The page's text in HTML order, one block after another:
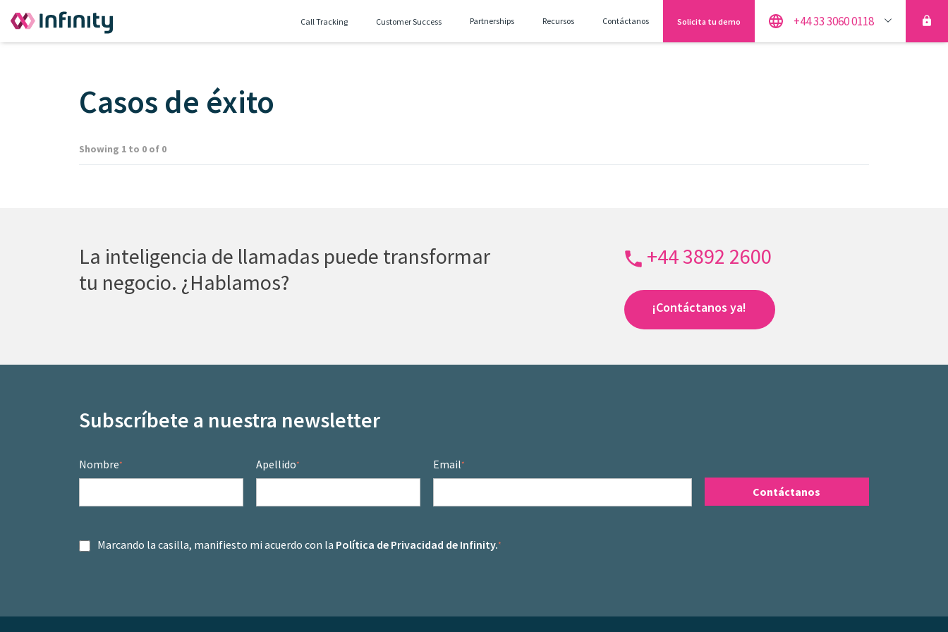
Call Tracking Customer Success Partnerships Recursos Contáctanos Solicita tu demo +44 33 3060 0118
Casos de éxito
Showing 1 to 0 of 0
La inteligencia de llamadas puede transformar
tu negocio. ¿Hablamos?
+44 3892 2600
¡Contáctanos ya!
Subscríbete a nuestra newsletter
Nombre* Apellido* Email*
Marcando la casilla, manifiesto mi acuerdo con la Política de Privacidad de Infinity.*